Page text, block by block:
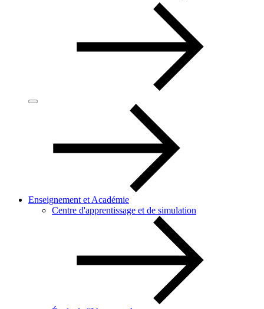
Enseignement et Académie
Centre d'apprentissage et de simulation